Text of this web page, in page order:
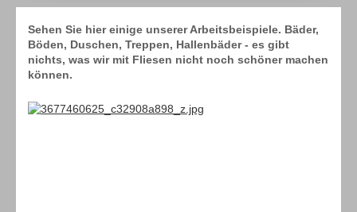
Sehen Sie hier einige unserer Arbeitsbeispiele. Bäder,
Böden, Duschen, Treppen, Hallenbäder - es gibt
nichts, was wir mit Fliesen nicht noch schöner machen
können.